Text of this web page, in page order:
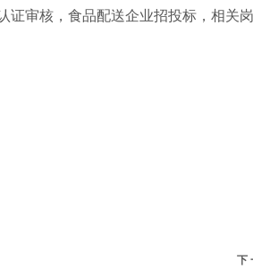
证审核，食品配送企业招投标，相关
下